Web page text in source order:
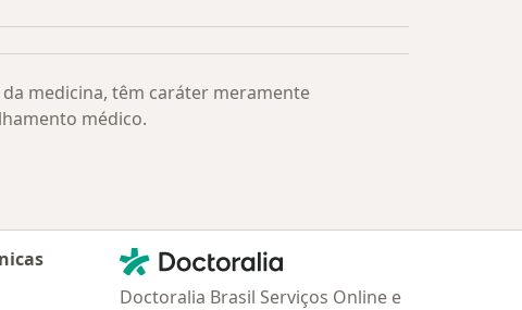
medicina, têm caráter meramente
médico.
Contato
Doctoralia - Homepage
Doctoralia Brasil Serviços Online e